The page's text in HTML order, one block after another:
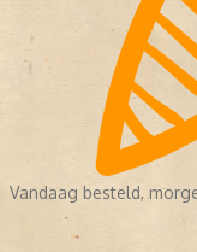
Vandaag besteld,